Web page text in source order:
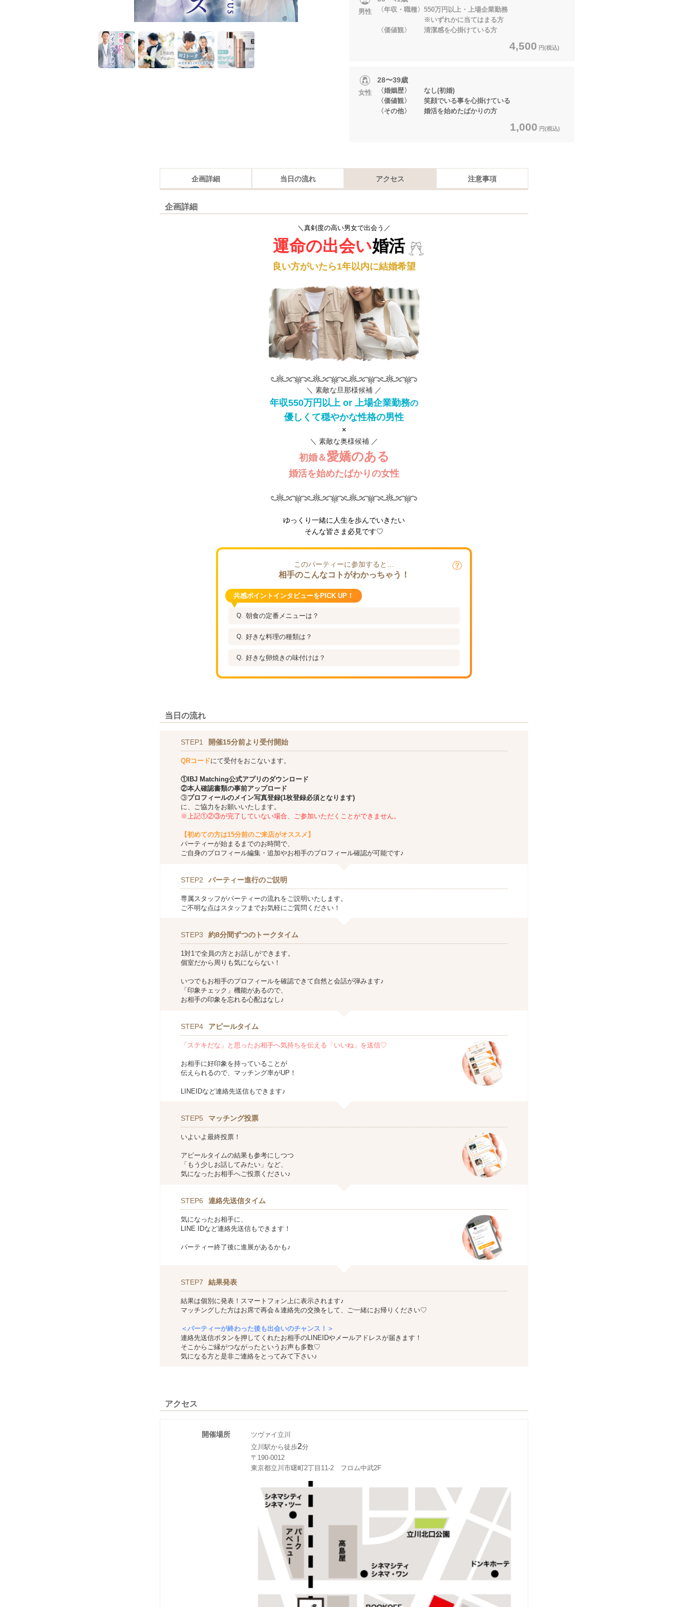
男性
〈年収・職種〉550万円以上・上場企業勤務
※いずれかに当てはまる方
〈価値観〉 清潔感を心掛けている方
4,500 円(税込)
女性
28〜39歳
〈婚姻歴〉 なし(初婚)
〈価値観〉 笑顔でいる事を心掛けている
〈その他〉 婚活を始めたばかりの方
1,000 円(税込)
企画詳細 当日の流れ アクセス 注意事項
企画詳細
＼真剣度の高い男女で出会う／
運命の出会い婚活
良い方がいたら1年以内に結婚希望
＼ 素敵な旦那様候補 ／
年収550万円以上 or 上場企業勤務の
優しくて穏やかな性格の男性
×
＼ 素敵な奥様候補 ／
初婚＆愛嬌のある
婚活を始めたばかりの女性
ゆっくり一緒に人生を歩んでいきたい
そんな皆さま必見です♡
このパーティーに参加すると…
相手のこんなコトがわかっちゃう！
共感ポイントインタビューをPICK UP！
朝食の定番メニューは？
好きな料理の種類は？
好きな卵焼きの味付けは？
当日の流れ
STEP1 開催15分前より受付開始
QRコードにて受付をおこないます。
① IBJ Matching公式アプリのダウンロード
②本人確認書類の事前アップロード
③プロフィールのメイン写真登録(1枚登録必須となります)
に、ご協力をお願いいたします。
※上記①②③が完了していない場合、ご参加いただくことができません。
【初めての方は15分前のご来店がオススメ】
パーティーが始まるまでのお時間で、
ご自身のプロフィール編集・追加やお相手のプロフィール確認が可能です♪
STEP2 パーティー進行のご説明
専属スタッフがパーティーの流れをご説明いたします。
ご不明な点はスタッフまでお気軽にご質問ください！
STEP3 約8分間ずつのトークタイム
1対1で全員の方とお話しができます。
個室だから周りも気にならない！
いつでもお相手のプロフィールを確認できて自然と会話が弾みます♪
「印象チェック」機能があるので、
お相手の印象を忘れる心配はなし♪
STEP4 アピールタイム
「ステキだな」と思ったお相手へ気持ちを伝える「いいね」を送信♡
お相手に好印象を持っていることが
伝えられるので、マッチング率がUP！
LINEIDなど連絡先送信もできます♪
STEP5 マッチング投票
いよいよ最終投票！
アピールタイムの結果も参考にしつつ
「もう少しお話してみたい」など、
気になったお相手へご投票ください♪
STEP6 連絡先送信タイム
気になったお相手に、
LINE IDなど連絡先送信もできます！
パーティー終了後に進展があるかも♪
STEP7 結果発表
結果は個別に発表！スマートフォン上に表示されます♪
マッチングした方はお席で再会＆連絡先の交換をして、ご一緒にお帰りください♡
＜パーティーが終わった後も出会いのチャンス！＞
連絡先送信ボタンを押してくれたお相手のLINEIDやメールアドレスが届きます！
そこからご縁がつながったというお声も多数♡
気になる方と是非ご連絡をとってみて下さい♪
アクセス
開催場所
ツヴァイ立川
立川駅から徒歩2分
〒190-0012
東京都立川市曙町2丁目11-2 フロム中武2F